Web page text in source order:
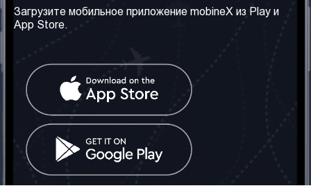
Наши сервисы
Правила и Условия
Часто задаваемые
вопросы
Контакт
Грузия: Тбилиси
Телефон: +442030340050
Email:info@mobinex.com
Социальные сети
Загрузите мобильное приложение mobineX из Play и
App Store.